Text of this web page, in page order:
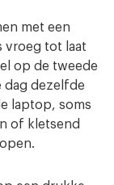
met een
vroeg tot laat
op de tweede
dag dezelfde
laptop, soms
of kletsend